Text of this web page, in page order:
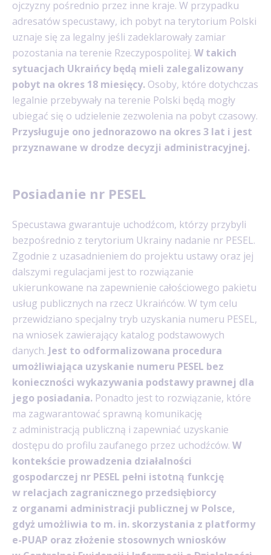
ojczyzny pośrednio przez inne kraje. W przypadku
adresatów specustawy, ich pobyt na terytorium Polski
uznaje się za legalny jeśli zadeklarowały zamiar
pozostania na terenie Rzeczypospolitej. W takich
sytuacjach Ukraińcy będą mieli zalegalizowany
pobyt na okres 18 miesięcy. Osoby, które dotychczas
legalnie przebywały na terenie Polski będą mogły
ubiegać się o udzielenie zezwolenia na pobyt czasowy.
Przysługuje ono jednorazowo na okres 3 lat i jest
przyznawane w drodze decyzji administracyjnej.
Posiadanie nr PESEL
Specustawa gwarantuje uchodźcom, którzy przybyli
bezpośrednio z terytorium Ukrainy nadanie nr PESEL.
Zgodnie z uzasadnieniem do projektu ustawy oraz jej
dalszymi regulacjami jest to rozwiązanie
ukierunkowane na zapewnienie całościowego pakietu
usług publicznych na rzecz Ukraińców. W tym celu
przewidziano specjalny tryb uzyskania numeru PESEL,
na wniosek zawierający katalog podstawowych
danych. Jest to odformalizowana procedura
umożliwiająca uzyskanie numeru PESEL bez
konieczności wykazywania podstawy prawnej dla
jego posiadania. Ponadto jest to rozwiązanie, które
ma zagwarantować sprawną komunikację
z administracją publiczną i zapewniać uzyskanie
dostępu do profilu zaufanego przez uchodźców. W
kontekście prowadzenia działalności
gospodarczej nr PESEL pełni istotną funkcję
w relacjach zagranicznego przedsiębiorcy
z organami administracji publicznej w Polsce,
gdyż umożliwia to m. in. skorzystania z platformy
e-PUAP oraz złożenie stosownych wniosków